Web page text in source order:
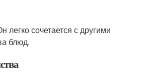
сочетается с другими
блюд.